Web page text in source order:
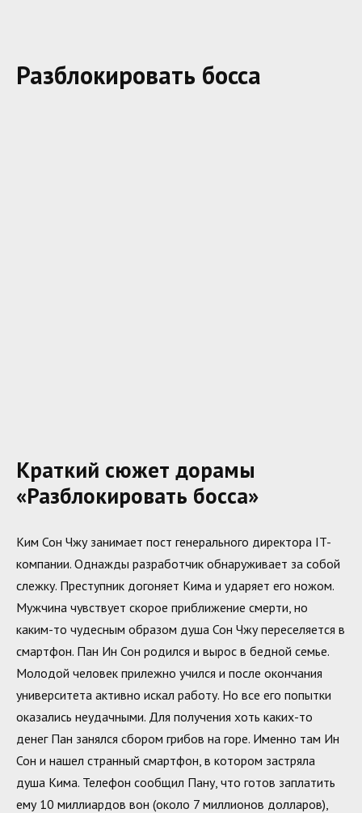
Разблокировать босса
Краткий сюжет дорамы
«Разблокировать босса»
Ким Сон Чжу занимает пост генерального директора IT-
компании. Однажды разработчик обнаруживает за собой
слежку. Преступник догоняет Кима и ударяет его ножом.
Мужчина чувствует скорое приближение смерти, но
каким-то чудесным образом душа Сон Чжу переселяется в
смартфон. Пан Ин Сон родился и вырос в бедной семье.
Молодой человек прилежно учился и после окончания
университета активно искал работу. Но все его попытки
оказались неудачными. Для получения хоть каких-то
денег Пан занялся сбором грибов на горе. Именно там Ин
Сон и нашел странный смартфон, в котором застряла
душа Кима. Телефон сообщил Пану, что готов заплатить
ему 10 миллиардов вон (около 7 миллионов долларов),